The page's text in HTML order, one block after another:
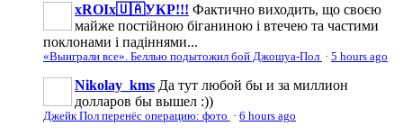
xROIx🇺🇦УКР!!! Фактично виходить, що своєю
майже постійною біганиною і втечею та частими
поклонами і падіннями...
«Выиграли все». Беллью подытожил бой Джошуа-Пол · 5 hours ago
Nikolay_kms Да тут любой бы и за миллион
долларов бы вышел :))
Джейк Пол перенёс операцию: фото · 6 hours ago